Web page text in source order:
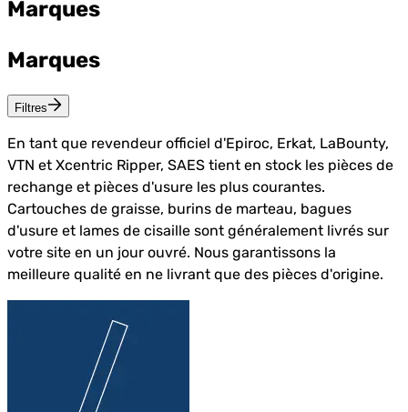
Marques
Marques
Filtres
En tant que revendeur officiel d'Epiroc, Erkat, LaBounty,
VTN et Xcentric Ripper, SAES tient en stock les pièces de
rechange et pièces d'usure les plus courantes.
Cartouches de graisse, burins de marteau, bagues
d'usure et lames de cisaille sont généralement livrés sur
votre site en un jour ouvré. Nous garantissons la
meilleure qualité en ne livrant que des pièces d'origine.